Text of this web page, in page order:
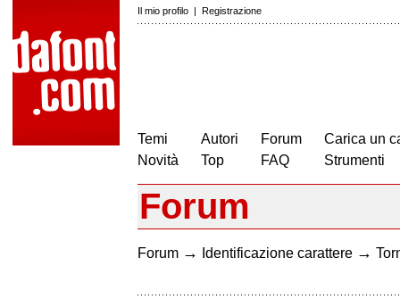
Il mio profilo | Registrazione
Temi
Novità
Autori
Top
Forum
FAQ
Carica un
Strumenti
Forum
Forum → Identificazione carattere →